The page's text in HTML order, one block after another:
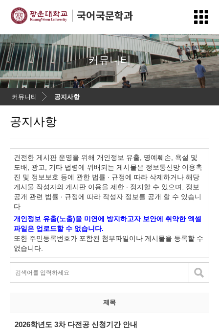
커뮤니티
커뮤니티 공지사항
공지사항
건전한 게시판 운영을 위해 개인정보 유출, 명예훼손, 욕설 및
도배, 광고, 기타 법령에 위배되는 게시물은 정보통신망 이용촉
진 및 정보보호 등에 관한 법률 ∙ 규정에 따라 삭제하거나 해당
게시물 작성자의 게시판 이용을 제한 ∙ 정지할 수 있으며, 정보
공개 관련 법률 ∙ 규정에 따라 작성자 정보를 공개 할 수 있습니
다
개인정보 유출(노출)을 미연에 방지하고자 보안에 취약한 엑셀
파일은 업로드할 수 없습니다.
또한 주민등록번호가 포함된 첨부파일이나 게시물을 등록할 수
없습니다.
제목
2026학년도 3차 다전공 신청기간 안내